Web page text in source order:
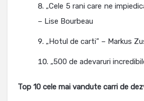
„Cele 5 rani care ne
– Lise Bourbeau
„Hotul de carti” – Markus
„500 de adevaruri
Top 10 cele mai vandute carri de